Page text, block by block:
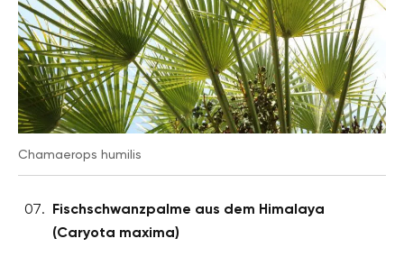
Chamaerops humilis
Fischschwanzpalme aus dem Himalaya
(Caryota maxima)